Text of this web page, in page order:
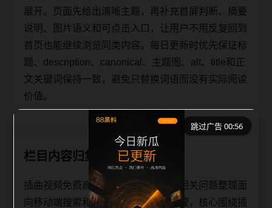
展开。页面先给出清晰主题，再补充首屏判断、摘要
说明、图片语义和可点击入口，让用户不用反复回到
首页也能继续浏览同类内容。每日更新时优先保证标
题、description、canonical、主题图、alt、title和正
文关键词保持一致，避免只替换词语而没有实际阅读
价值。
栏目内容归集
插曲视频免费高清观看动漫影视资讯相关问题整理面
向移动端搜索和站内连续阅读场景整理，核心围绕插
跳过广告 00:56